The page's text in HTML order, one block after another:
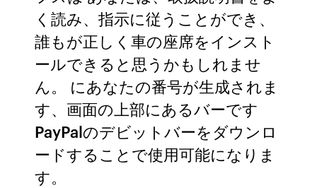
く読み、指示に従うことができ、
誰もが正しく車の座席をインスト
ールできると思うかもしれませ
ん。 にあなたの番号が生成されま
す、画面の上部にあるバーです
PayPalのデビットバーをダウンロ
ードすることで使用可能になりま
す。